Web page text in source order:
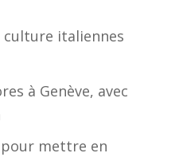
italiennes
à Genève, avec
mettre en